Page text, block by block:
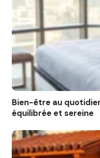
Bien-être au
équilibrée et sereine